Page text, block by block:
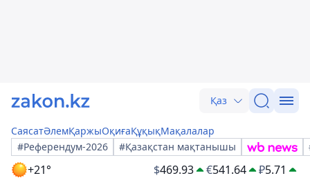
Қаз
СаясатӘлемҚаржыОқиғаҚұқықМақалалар
#Референдум-2026
#Қазақстан мақтанышы
+21° $469.93 €541.64 ₽5.71